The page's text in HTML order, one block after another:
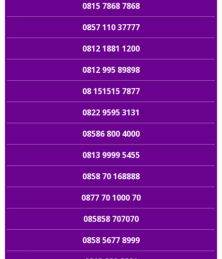
0815 7868 7868
0857 110 37777
0812 1881 1200
0812 995 89898
08 151515 7877
0822 9595 3131
08586 800 4000
0813 9999 5455
0858 70 168888
0877 70 1000 70
085858 707070
0858 5677 8999